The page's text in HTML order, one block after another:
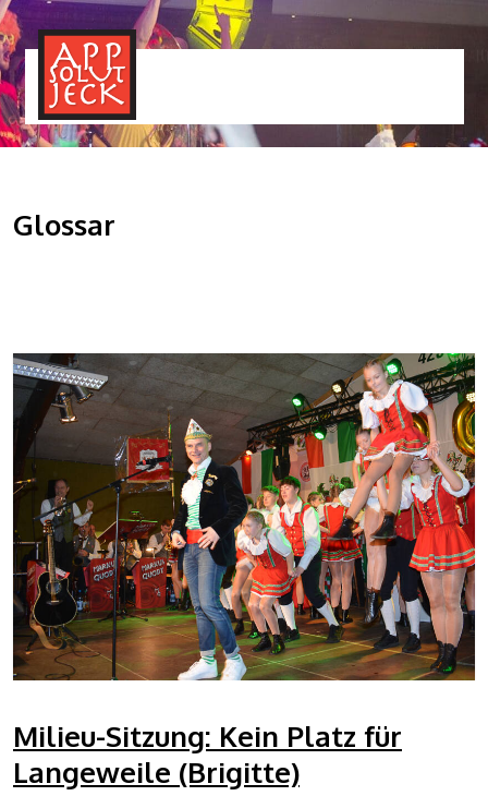
Glossar
Milieu-Sitzung: Kein Platz für
Langeweile (Brigitte)